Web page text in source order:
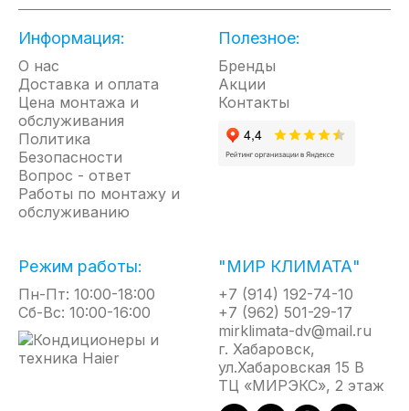
высококачественной нержавеющей легированной
Высококачественная изоляция из вспененного
полиуретана, толщиной 20 мм, позволяет надолго
сохранять температуру воды.
Особый Эко-режим, при котором вода нагревается
до 55°С, поможет продлить срок службы ТЭНов и
самого прибора, а также предупредит
образование накипи внутри бака.
необходимо, а сохранить температуру воды
поможет надежная теплоизоляция прибора.
Увидеть режимы, настройки, а также температуры
нагрева в реальном времени можно на дисплее с
подсветкой.
Дополнительные функции Centurio IQ 3.0 делают
работу прибора еще более удобной и безопасной.
Информация:
О нас
Доставка и оплата
Цена монтажа и
обслуживания
Политика
Безопасности
Вопрос - ответ
Работы по монтажу и
обслуживанию
Полезное:
Бренды
Акции
Контакты
Режим работы:
Пн-Пт: 10:00-18:00
Сб-Вс: 10:00-16:00
"МИР КЛИМАТА"
+7 (914) 192-74-10
+7 (962) 501-29-17
mirklimata-dv@mail.ru
г. Хабаровск,
ул.Хабаровская 15 В
ТЦ «МИРЭКС», 2 этаж